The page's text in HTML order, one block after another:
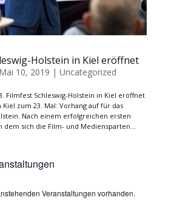
Holstein in Kiel eröffnet
Mai 10, 2019 | Uncategorized
Filmfest Schleswig-Holstein in Kiel eröffnet
Kiel zum 23. Mal: Vorhang auf für das
Nach einem erfolgreichen ersten
dem sich die Film- und Mediensparten...
Veranstaltungen vorhanden.